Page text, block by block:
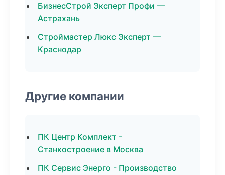
БизнесСтрой Эксперт Профи —
Астрахань
Строймастер Люкс Эксперт —
Краснодар
Другие компании
ПК Центр Комплект -
Станкостроение в Москва
ПК Сервис Энерго - Производство